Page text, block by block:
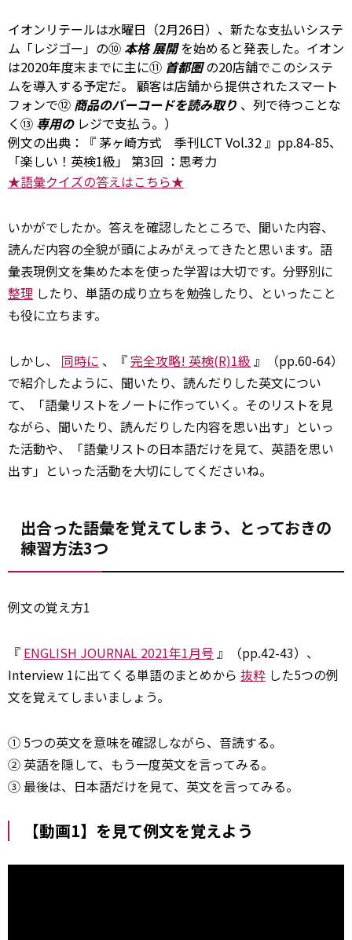
イオンリテールは水曜日（2月26日）、新たな支払いシステ
ム「レジゴー」の⑩ 本格展開 を始めると発表した。イオン
は2020年度末までに主に⑪ 首都圏の20店舗でこのシステ
ムを導入する予定だ。 顧客は店舗から提供されたスマート
フォンで⑫ 商品のバーコードを読み取り 、列で待つことな
く⑬ 専用の レジで支払う。）
例文の出典：『 茅ヶ崎方式 季刊LCT Vol.32』pp.84-85、
「楽しい！英検1級」 第3回 ：思考力
★語彙クイズの答えはこちら★
いかがでしたか。答えを確認したところで、聞いた内容、
読んだ内容の全貌が頭によみがえってきたと思います。語
彙表現例文を集めた本を使った学習は大切です。分野別に
整理 したり、単語の成り立ちを勉強したり、といったこと
も役に立ちます。
しかし、 同時に 、『 完全攻略! 英検(R)1級 』（pp.60-64）
で紹介したように、聞いたり、読んだりした英文につい
て、「語彙リストをノートに作っていく。そのリストを見
ながら、聞いたり、読んだりした内容を思い出す」といっ
た活動や、「語彙リストの日本語だけを見て、英語を思い
出す」といった活動を大切にしてくださいね。
出合った語彙を覚えてしまう、とっておきの
練習方法3つ
例文の覚え方1
『 ENGLISH JOURNAL 2021年1月号』（pp.42-43）、
Interview 1に出てくる単語のまとめから 抜粋 した5つの例
文を覚えてしまいましょう。
① 5つの英文を意味を確認しながら、音読する。
② 英語を隠して、もう一度英文を言ってみる。
③ 最後は、日本語だけを見て、英文を言ってみる。
【動画1】を見て例文を覚えよう